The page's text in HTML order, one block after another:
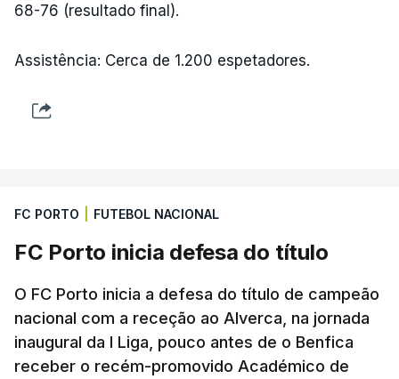
68-76 (resultado final).
Assistência: Cerca de 1.200 espetadores.
FC PORTO FUTEBOL NACIONAL
FC Porto inicia defesa do título
O FC Porto inicia a defesa do título de campeão
nacional com a receção ao Alverca, na jornada
inaugural da I Liga, pouco antes de o Benfica
receber o recém-promovido Académico de